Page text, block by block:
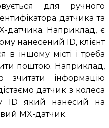
для ручного
датчика та
датчика. Наприклад, є
нанесений ID, клієнт
в іншому місті і треба
поштою. Наприклад,
інформацію
датчик з колеса
ID який нанесий на
MX-датчик.